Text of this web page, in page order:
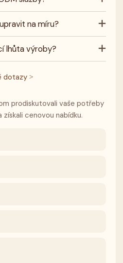
na míru?
lhůta výroby?
dotazy >
prodiskutovali vaše potřeby
cenovou nabídku.